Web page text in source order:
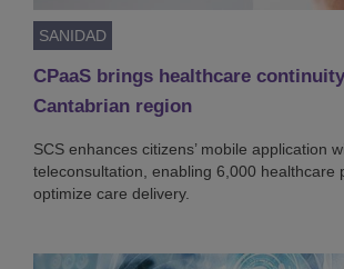
SANIDAD
CPaaS brings healthcare
Cantabrian region
SCS enhances citizens’ mobile application
teleconsultation, enabling 6,000 healthcare
optimize care delivery.